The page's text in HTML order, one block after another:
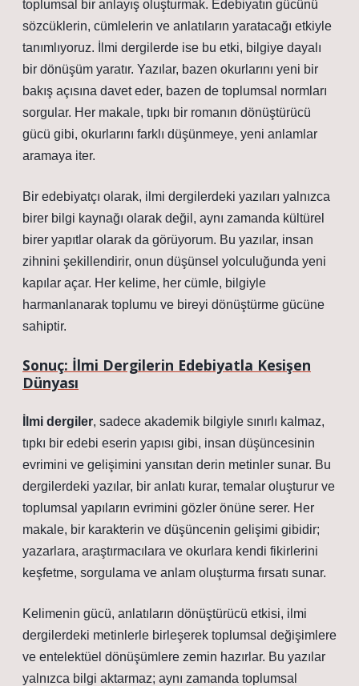
toplumsal bir anlayış oluşturmak. Edebiyatın gücünü
sözcüklerin, cümlelerin ve anlatıların yaratacağı etkiyle
tanımlıyoruz. İlmi dergilerde ise bu etki, bilgiye dayalı
bir dönüşüm yaratır. Yazılar, bazen okurlarını yeni bir
bakış açısına davet eder, bazen de toplumsal normları
sorgular. Her makale, tıpkı bir romanın dönüştürücü
gücü gibi, okurlarını farklı düşünmeye, yeni anlamlar
aramaya iter.
Bir edebiyatçı olarak, ilmi dergilerdeki yazıları yalnızca
birer bilgi kaynağı olarak değil, aynı zamanda kültürel
birer yapıtlar olarak da görüyorum. Bu yazılar, insan
zihnini şekillendirir, onun düşünsel yolculuğunda yeni
kapılar açar. Her kelime, her cümle, bilgiyle
harmanlanarak toplumu ve bireyi dönüştürme gücüne
sahiptir.
Sonuç: İlmi Dergilerin Edebiyatla Kesişen
Dünyası
İlmi dergiler, sadece akademik bilgiyle sınırlı kalmaz,
tıpkı bir edebi eserin yapısı gibi, insan düşüncesinin
evrimini ve gelişimini yansıtan derin metinler sunar. Bu
dergilerdeki yazılar, bir anlatı kurar, temalar oluşturur ve
toplumsal yapıların evrimini gözler önüne serer. Her
makale, bir karakterin ve düşüncenin gelişimi gibidir;
yazarlara, araştırmacılara ve okurlara kendi fikirlerini
keşfetme, sorgulama ve anlam oluşturma fırsatı sunar.
Kelimenin gücü, anlatıların dönüştürücü etkisi, ilmi
dergilerdeki metinlerle birleşerek toplumsal değişimlere
ve entelektüel dönüşümlere zemin hazırlar. Bu yazılar
yalnızca bilgi aktarmaz; aynı zamanda toplumsal